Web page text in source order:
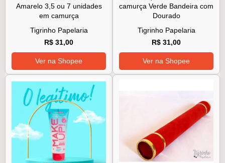
Amarelo 3,5 ou 7 unidades
em camurça
Tigrinho Papelaria
R$ 31,00
Ver na Shopee
camurça Verde Bandeira com
Dourado
Tigrinho Papelaria
R$ 31,00
Ver na Shopee